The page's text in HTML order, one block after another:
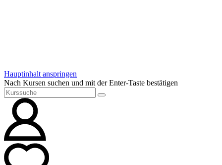
Hauptinhalt anspringen
Nach Kursen suchen und mit der Enter-Taste bestätigen